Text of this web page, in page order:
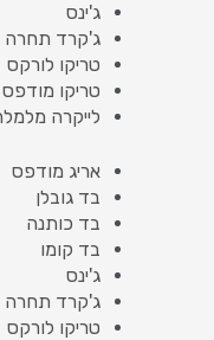
ג'ינס
ג'קרד תחרה
טריקו לורקס
טריקו מודפס
לייקרה
אריג מודפס
בד גובלן
בד כותנה
בד קומו
ג'ינס
ג'קרד תחרה
טריקו לורקס